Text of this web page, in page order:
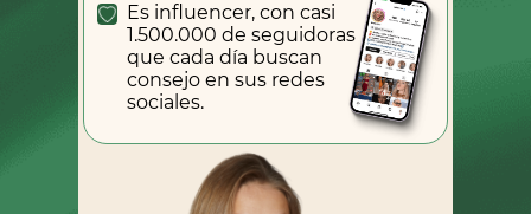
Es influencer, con casi
1.500.000 de seguidoras
que cada día buscan
consejo en sus redes
sociales.